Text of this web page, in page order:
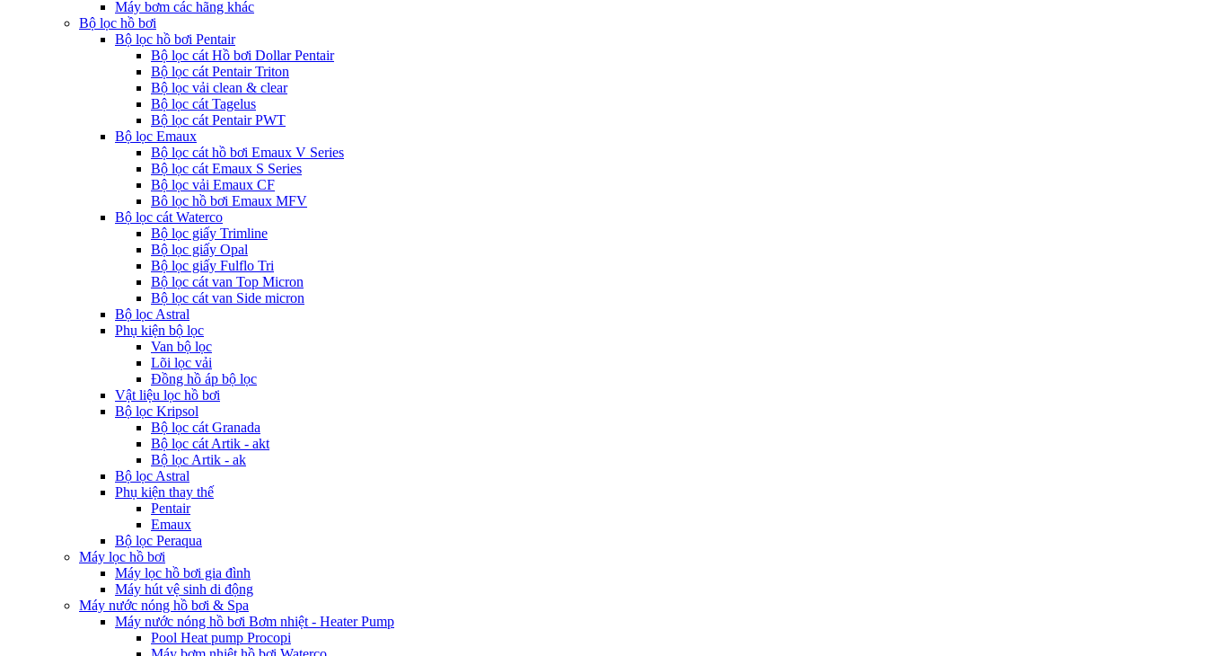
Máy bơm các hãng khác
Bộ lọc hồ bơi
Bộ lọc hồ bơi Pentair
Bộ lọc cát Hồ bơi Dollar Pentair
Bộ lọc cát Pentair Triton
Bộ lọc vải clean & clear
Bộ lọc cát Tagelus
Bộ lọc cát Pentair PWT
Bộ lọc Emaux
Bộ lọc cát hồ bơi Emaux V Series
Bộ lọc cát Emaux S Series
Bộ lọc vải Emaux CF
Bô lọc hồ bơi Emaux MFV
Bộ lọc cát Waterco
Bộ lọc giấy Trimline
Bộ lọc giấy Opal
Bộ lọc giấy Fulflo Tri
Bộ lọc cát van Top Micron
Bộ lọc cát van Side micron
Bộ lọc Astral
Phụ kiện bộ lọc
Van bộ lọc
Lõi lọc vải
Đồng hồ áp bộ lọc
Vật liệu lọc hồ bơi
Bộ lọc Kripsol
Bộ lọc cát Granada
Bộ lọc cát Artik - akt
Bộ lọc Artik - ak
Bộ lọc Astral
Phụ kiện thay thế
Pentair
Emaux
Bộ lọc Peraqua
Máy lọc hồ bơi
Máy lọc hồ bơi gia đình
Máy hút vệ sinh di động
Máy nước nóng hồ bơi & Spa
Máy nước nóng hồ bơi Bơm nhiệt - Heater Pump
Pool Heat pump Procopi